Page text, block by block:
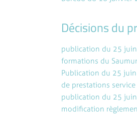
Décisions du
publication du 25
formations du
Publication du 25
de prestations
publication du 25
modification